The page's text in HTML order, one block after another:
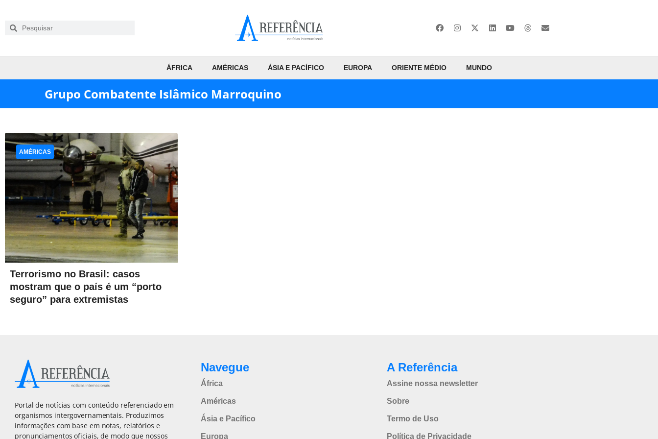
ÁFRICA AMÉRICAS ÁSIA E PACÍFICO EUROPA ORIENTE MÉDIO MUNDO
Grupo Combatente Islâmico Marroquino
Terrorismo no Brasil: casos
mostram que o país é um “porto
seguro” para extremistas
AMÉRICAS
Portal de notícias com conteúdo referenciado em
organismos intergovernamentais. Produzimos
informações com base em notas, relatórios e
pronunciamentos oficiais, de modo que nossos
Navegue
África
Américas
Ásia e Pacífico
Europa
A Referência
Assine nossa newsletter
Sobre
Termo de Uso
Política de Privacidade